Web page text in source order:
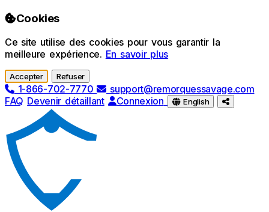
Passer au contenu principal
Cookies
Ce site utilise des cookies pour vous garantir la
meilleure expérience. En savoir plus
Accepter Refuser
1-866-702-7770
support@remorquessavage.com
FAQ Devenir détaillant Connexion English